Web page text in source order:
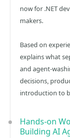
now for .NET
makers.
Based on
explains what
and agent-
decisions,
introduction to
Hands-on
Building AI